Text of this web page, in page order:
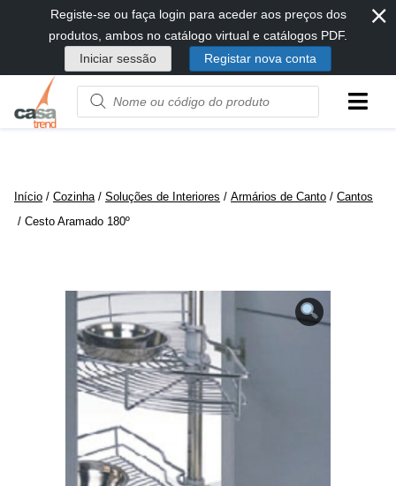
diretamente
conteúdo
Registe-se ou faça login para aceder aos preços dos
produtos, ambos no catálogo virtual e catálogos PDF.
Iniciar sessão
Registar nova conta
⨯
Product
name
Início / Cozinha / Soluções de Interiores / Armários de Canto / Cantos
/ Cesto Aramado 180º